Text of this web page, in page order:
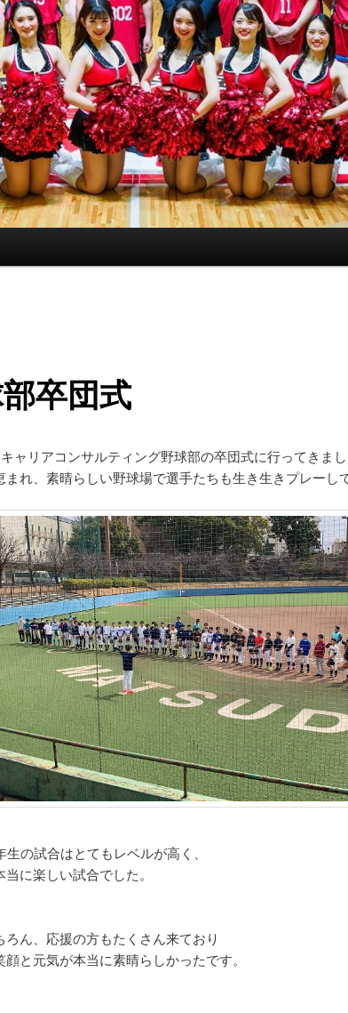
卒団式
ャリアコンサルティング野球部の卒団式に行ってきまし
まれ、素晴らしい野球場で選手たちも生き生きプレーし
生の試合はとてもレベルが高く、
に楽しい試合でした。
ろん、応援の方もたくさん来ており
と元気が本当に素晴らしかったです。